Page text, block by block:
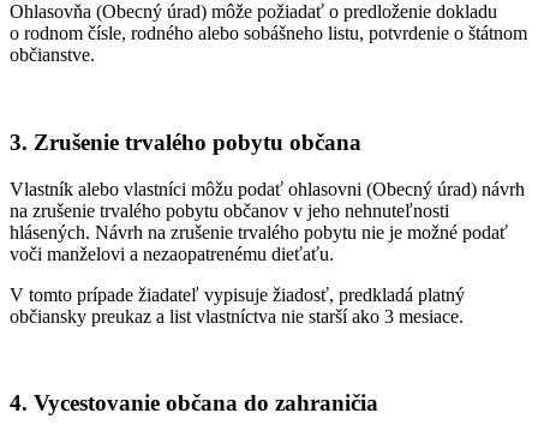
Ohlasovňa (Obecný úrad) môže požiadať o predloženie dokladu
o rodnom čísle, rodného alebo sobášneho listu, potvrdenie o štátnom
občianstve.
3. Zrušenie trvalého pobytu občana
Vlastník alebo vlastníci môžu podať ohlasovni (Obecný úrad) návrh
na zrušenie trvalého pobytu občanov v jeho nehnuteľnosti
hlásených. Návrh na zrušenie trvalého pobytu nie je možné podať
voči manželovi a nezaopatrenému dieťaťu.
V tomto prípade žiadateľ vypisuje žiadosť, predkladá platný
občiansky preukaz a list vlastníctva nie starší ako 3 mesiace.
4. Vycestovanie občana do zahraničia